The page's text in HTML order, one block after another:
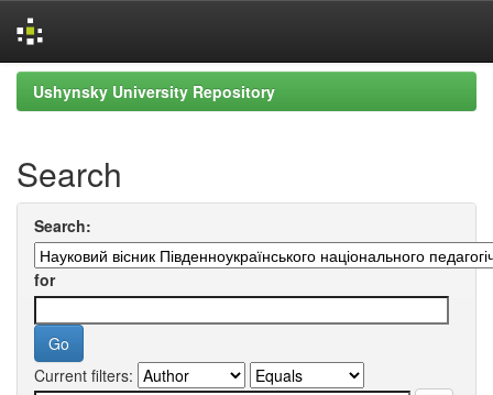
Skip
navigation
Ushynsky University Repository
Search
Search:
for
Current filters: